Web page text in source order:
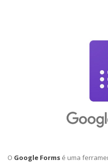
O Google Forms é uma